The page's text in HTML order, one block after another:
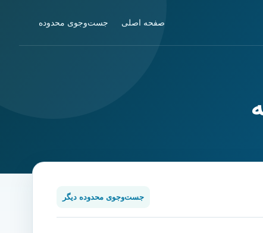
صفحه اصلی جست‌وجوی محدوده
جست‌وجوی محدوده دیگر